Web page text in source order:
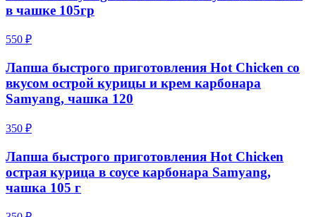
в чашке 105гр
550 ₽
Лапша быстрого приготовления Hot Chicken со
вкусом острой курицы и крем карбонара
Samyang, чашка 120
350 ₽
Лапша быстрого приготовления Hot Chicken
острая курица в соусе карбонара Samyang,
чашка 105 г